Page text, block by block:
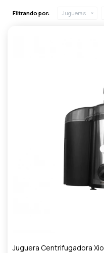
Filtrando por: Jugueras
Juguera Centrifugadora